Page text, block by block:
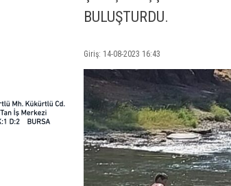
BULUŞTURDU.
Giriş: 14-08-2023 16:43